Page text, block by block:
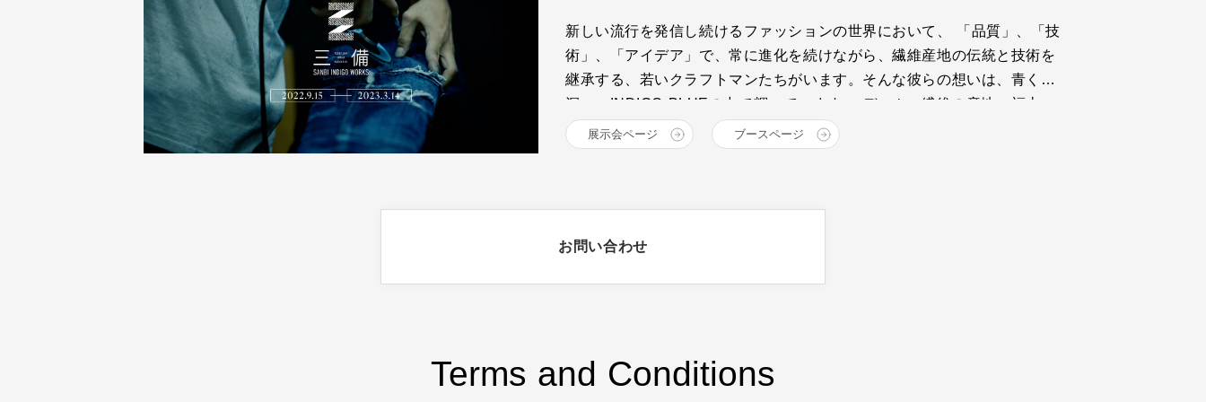
新しい流行を発信し続けるファッションの世界において、 「品質」、「技
術」、「アイデア」で、常に進化を続けながら、繊維産地の伝統と技術を
継承する、若いクラフトマンたちがいます。そんな彼らの想いは、青く、
深い、INDIGO BLUEの中で輝いています。 デニム・繊維の産地、福山、
井原、倉敷エリアの14ブランドが、クラフトマンシップ溢れるものづくり
をお届けします。
展示会ページ ブースページ
お問い合わせ
Terms and Conditions